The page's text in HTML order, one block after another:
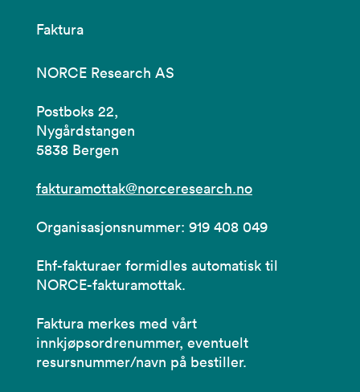
Faktura
NORCE Research AS
Postboks 22,
Nygårdstangen
5838 Bergen
fakturamottak@norceresearch.no
Organisasjonsnummer: 919 408 049
Ehf-fakturaer formidles automatisk til
NORCE-fakturamottak.
Faktura merkes med vårt
innkjøpsordrenummer, eventuelt
resursnummer/navn på bestiller.